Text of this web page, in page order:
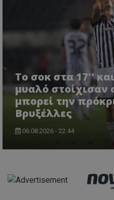
Το σοκ στα 17''
μυαλό
μπορεί την
Βρυξέλλες
06.08.2026 - 22:44